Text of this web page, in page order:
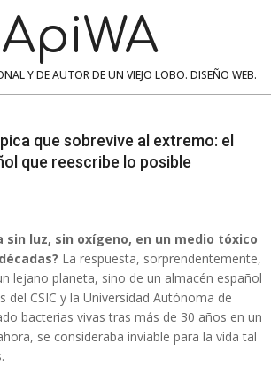
Y DE AUTOR DE UN VIEJO LOBO. DISEÑO WEB.
que sobrevive al extremo: el
que reescribe lo posible
sin luz, sin oxígeno, en un medio tóxico
La respuesta, sorprendentemente,
lejano planeta, sino de un almacén español
del CSIC y la Universidad Autónoma de
bacterias vivas tras más de 30 años en un
se consideraba inviable para la vida tal